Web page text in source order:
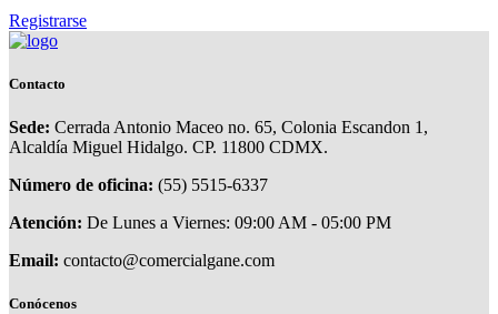
Registrarse
Contacto
Sede: Cerrada Antonio Maceo no. 65, Colonia Escandon 1,
Alcaldía Miguel Hidalgo. CP. 11800 CDMX.
Número de oficina: (55) 5515-6337
Atención: De Lunes a Viernes: 09:00 AM - 05:00 PM
Email: contacto@comercialgane.com
Conócenos